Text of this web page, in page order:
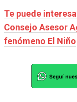
Te puede
Consejo Asesor
fenómeno El Niño